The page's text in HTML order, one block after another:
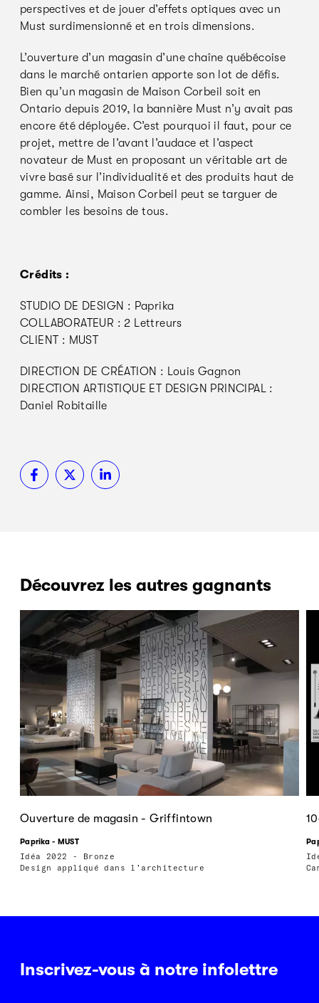
perspectives et de jouer d’effets optiques avec un
Must surdimensionné et en trois dimensions.
L’ouverture d’un magasin d’une chaîne québécoise
dans le marché ontarien apporte son lot de défis.
Bien qu’un magasin de Maison Corbeil soit en
Ontario depuis 2019, la bannière Must n’y avait pas
encore été déployée. C’est pourquoi il faut, pour ce
projet, mettre de l’avant l’audace et l’aspect
novateur de Must en proposant un véritable art de
vivre basé sur l’individualité et des produits haut de
gamme. Ainsi, Maison Corbeil peut se targuer de
combler les besoins de tous.
Crédits :
STUDIO DE DESIGN : Paprika
COLLABORATEUR : 2 Lettreurs
CLIENT : MUST
DIRECTION DE CRÉATION : Louis Gagnon
DIRECTION ARTISTIQUE ET DESIGN PRINCIPAL :
Daniel Robitaille
Découvrez les autres gagnants
Ouverture de magasin - Griffintown
Paprika - MUST
Idéa 2022 - Bronze
Design appliqué dans l’architecture
Inscrivez-vous à notre infolettre